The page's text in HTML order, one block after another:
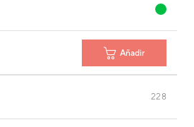
Añadir
228